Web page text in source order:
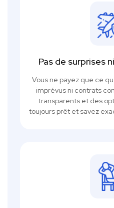
Pas de surprises
Vous ne payez que ce
imprévus ni contrats
transparents et des
toujours prêt et savez